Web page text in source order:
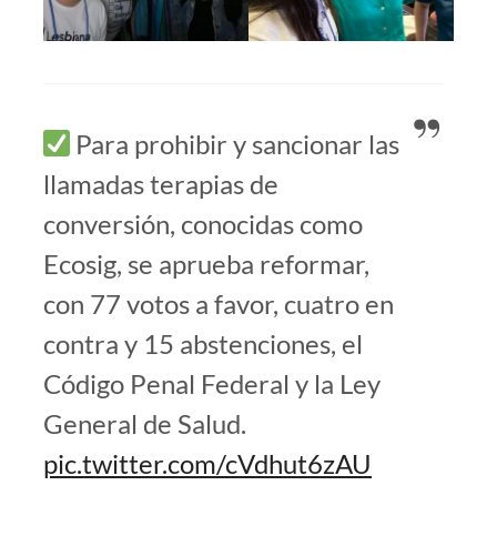
Para prohibir y sancionar las
llamadas terapias de
conversión, conocidas como
Ecosig, se aprueba reformar,
con 77 votos a favor, cuatro en
contra y 15 abstenciones, el
Código Penal Federal y la Ley
General de Salud.
pic.twitter.com/cVdhut6zAU